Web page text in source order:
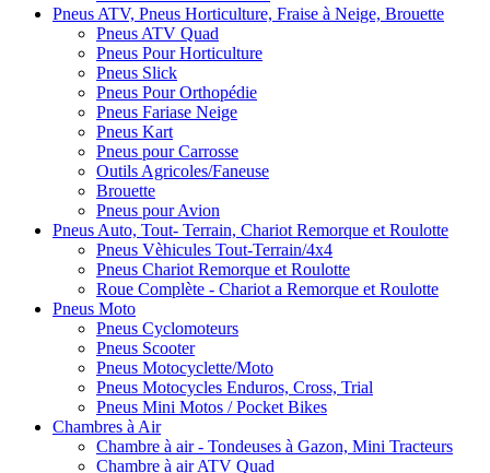
Pneus ATV, Pneus Horticulture, Fraise à Neige, Brouette
Pneus ATV Quad
Pneus Pour Horticulture
Pneus Slick
Pneus Pour Orthopédie
Pneus Fariase Neige
Pneus Kart
Pneus pour Carrosse
Outils Agricoles/Faneuse
Brouette
Pneus pour Avion
Pneus Auto, Tout- Terrain, Chariot Remorque et Roulotte
Pneus Vèhicules Tout-Terrain/4x4
Pneus Chariot Remorque et Roulotte
Roue Complète - Chariot a Remorque et Roulotte
Pneus Moto
Pneus Cyclomoteurs
Pneus Scooter
Pneus Motocyclette/Moto
Pneus Motocycles Enduros, Cross, Trial
Pneus Mini Motos / Pocket Bikes
Chambres à Air
Chambre à air - Tondeuses à Gazon, Mini Tracteurs
Chambre à air ATV Quad